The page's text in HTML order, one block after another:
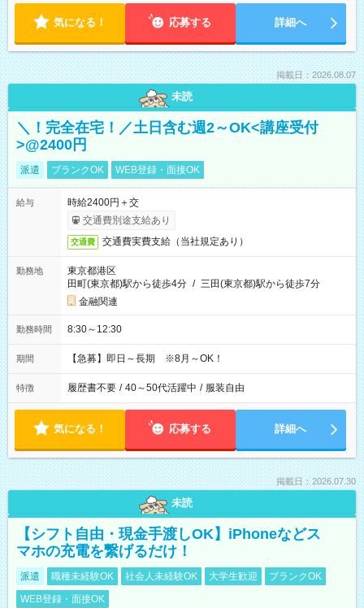
気になる！ 応募する 詳細へ
掲載日：2026.08.07
未読
＼！完全在宅！／土日含む週2～OK<講座受付
>@2400円
派遣 ブランクOK WEB登録・面接OK
給与
時給2400円＋交
交通費別途支給あり
交通費 交通費実費支給（当社規定あり）
勤務地
東京都港区
田町(東京都)駅から徒歩4分 / 三田(東京都)駅から徒歩7分
金融関連
勤務時間 8:30～12:30
期間 【急募】即日～長期 ※8月～OK！
特徴 履歴書不要 / 40～50代活躍中 / 服装自由
気になる！ 応募する 詳細へ
掲載日：2026.07.30
未読
【シフト自由・現金手渡しOK】iPhoneなどス
マホの充電を繋げるだけ！
派遣 職種未経験OK 社会人未経験OK 大学生歓迎
ブランクOK
WEB登録・面接OK